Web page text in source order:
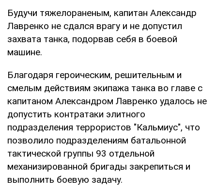
Будучи тяжелораненым, капитан Александр
Лавренко не сдался врагу и не допустил
захвата танка, подорвав себя в боевой
машине.
Благодаря героическим, решительным и
смелым действиям экипажа танка во главе с
капитаном Александром Лавренко удалось не
допустить контратаки элитного
подразделения террористов "Кальмиус", что
позволило подразделениям батальонной
тактической группы 93 отдельной
механизированной бригады закрепиться и
выполнить боевую задачу.